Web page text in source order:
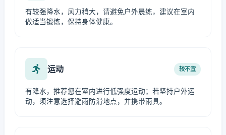
有较强降水，风力稍大，请避免户外晨练，建议在室内
做适当锻炼，保持身体健康。
运动 较不宜
有降水，推荐您在室内进行低强度运动；若坚持户外运
动，须注意选择避雨防滑地点，并携带雨具。